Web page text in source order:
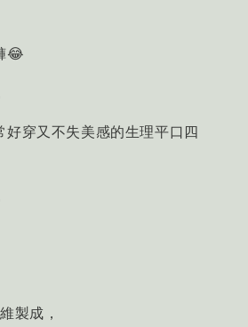
😂
穿又不失美感的生理平口四
製成，